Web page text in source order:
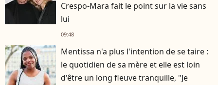
Crespo-Mara fait le point sur la vie sans
lui
09:48
Mentissa n'a plus l'intention de se taire :
le quotidien de sa mère et elle est loin
d'être un long fleuve tranquille, "Je